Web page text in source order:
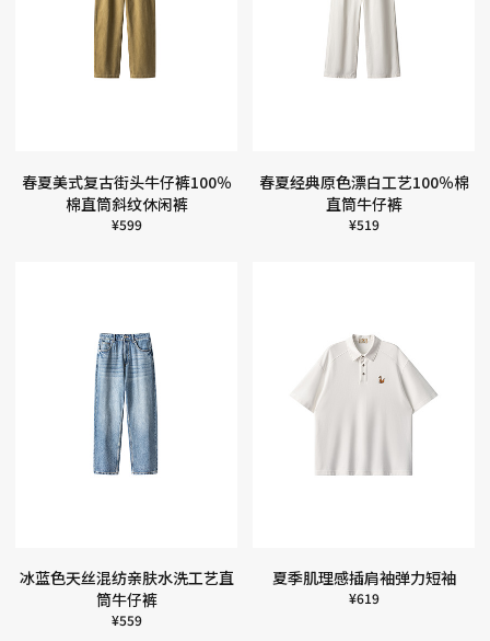
春夏美式复古街头牛仔裤100％
棉直筒斜纹休闲裤
¥599
春夏经典原色漂白工艺100％棉
直筒牛仔裤
¥519
冰蓝色天丝混纺亲肤水洗工艺直
筒牛仔裤
¥559
夏季肌理感插肩袖弹力短袖
¥619